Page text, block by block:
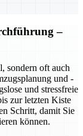
–
sondern oft auch
und -
und stressfreie
zur letzten Kiste
Schritt, damit Sie
können.